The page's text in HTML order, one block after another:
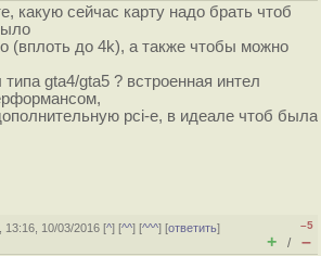
какую сейчас карту надо брать чтоб
(вплоть до 4k), а также чтобы можно
типа gta4/gta5 ? встроенная интел
pci-e, в идеале чтоб была
13:16, 10/03/2016 [^] [^^] [^^^] [ответить]
–5
+ / –